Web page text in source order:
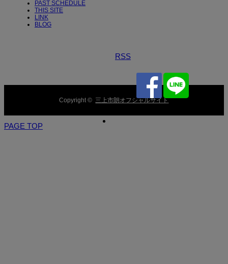
PAST SCHEDULE
THIS SITE
LINK
BLOG
RSS
Copyright © 三上市朗オフシャルサイト
PAGE TOP